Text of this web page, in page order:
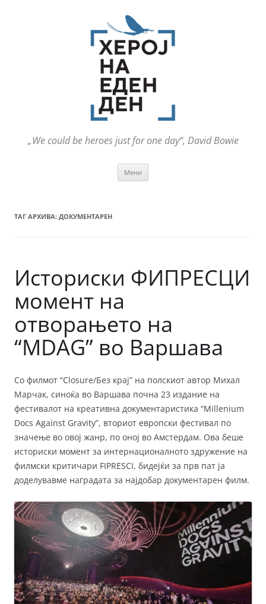
„We could be heroes just for one day“, David Bowie
Мени
ТАГ АРХИВА: ДОКУМЕНТАРЕН
Историски ФИПРЕСЦИ
момент на
отворањето на
“MDAG” во Варшава
Со филмот “Closure/Без крај” на полскиот автор Михал
Марчак, синоќа во Варшава почна 23 издание на
фестивалот на креативна документаристика “Millenium
Docs Against Gravity”, вториот европски фестивал по
значење во овој жанр, по оној во Амстердам. Ова беше
историски момент за интернационалното здружение на
филмски критичари FIPRESCI, бидејќи за прв пат ја
доделувавме наградата за најдобар документарен филм.